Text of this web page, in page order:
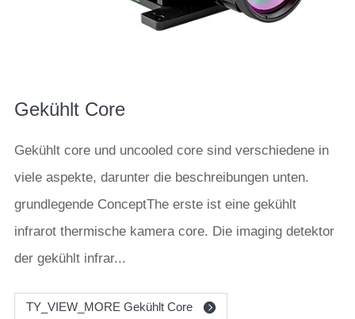
Gekühlt Core
Gekühlt core und uncooled core sind verschiedene in
viele aspekte, darunter die beschreibungen unten.
grundlegende ConceptThe erste ist eine gekühlt
infrarot thermische kamera core. Die imaging detektor
der gekühlt infrar...
TY_VIEW_MORE Gekühlt Core